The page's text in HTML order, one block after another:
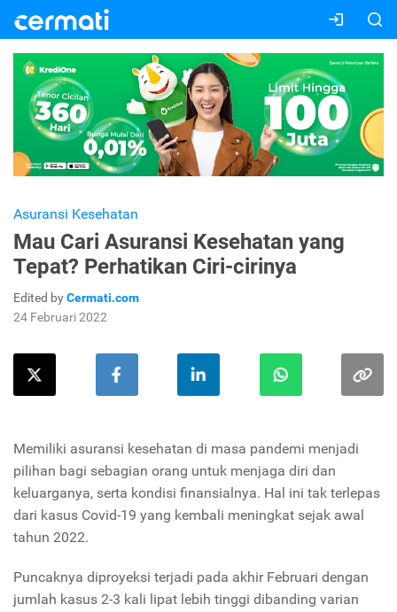
Asuransi Kesehatan
Mau Cari Asuransi Kesehatan yang
Tepat? Perhatikan Ciri-cirinya
Edited byCermati.com
24 Februari 2022
Memiliki asuransi kesehatan di masa pandemi menjadi
pilihan bagi sebagian orang untuk menjaga diri dan
keluarganya, serta kondisi finansialnya. Hal ini tak terlepas
dari kasus Covid-19 yang kembali meningkat sejak awal
tahun 2022.
Puncaknya diproyeksi terjadi pada akhir Februari dengan
jumlah kasus 2-3 kali lipat lebih tinggi dibanding varian